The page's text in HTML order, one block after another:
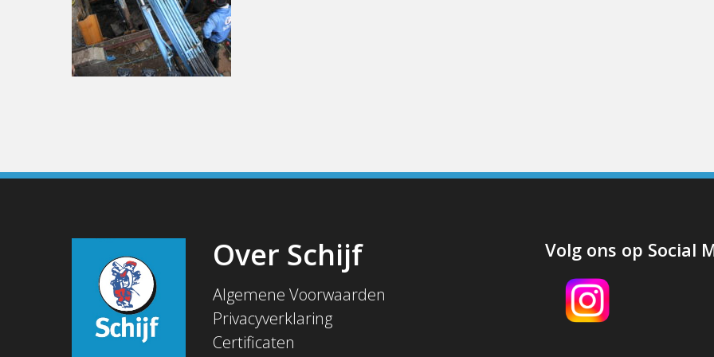
Over Schijf
Algemene Voorwaarden
Privacyverklaring
Certificaten
Volg ons op Social